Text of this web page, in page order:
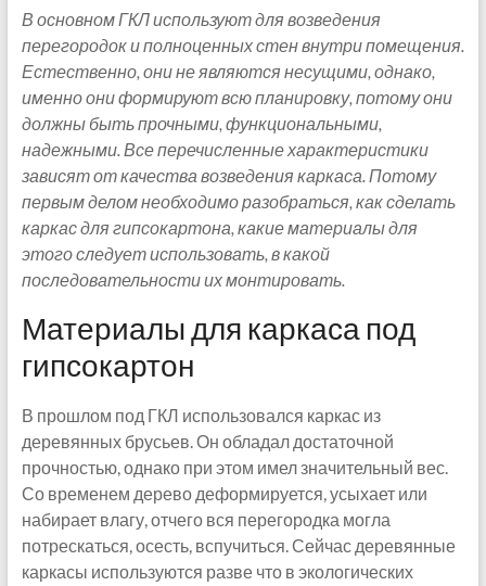
В основном ГКЛ используют для возведения
перегородок и полноценных стен внутри помещения.
Естественно, они не являются несущими, однако,
именно они формируют всю планировку, потому они
должны быть прочными, функциональными,
надежными. Все перечисленные характеристики
зависят от качества возведения каркаса. Потому
первым делом необходимо разобраться, как сделать
каркас для гипсокартона, какие материалы для
этого следует использовать, в какой
последовательности их монтировать.
Материалы для каркаса под
гипсокартон
В прошлом под ГКЛ использовался каркас из
деревянных брусьев. Он обладал достаточной
прочностью, однако при этом имел значительный вес.
Со временем дерево деформируется, усыхает или
набирает влагу, отчего вся перегородка могла
потрескаться, осесть, вспучиться. Сейчас деревянные
каркасы используются разве что в экологических